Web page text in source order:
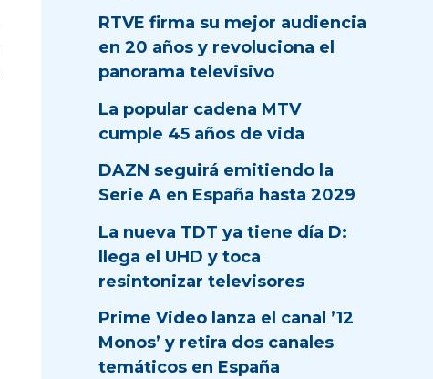
RTVE firma su mejor audiencia
en 20 años y revoluciona el
panorama televisivo
La popular cadena MTV
cumple 45 años de vida
DAZN seguirá emitiendo la
Serie A en España hasta 2029
La nueva TDT ya tiene día D:
llega el UHD y toca
resintonizar televisores
Prime Video lanza el canal ’12
Monos’ y retira dos canales
temáticos en España